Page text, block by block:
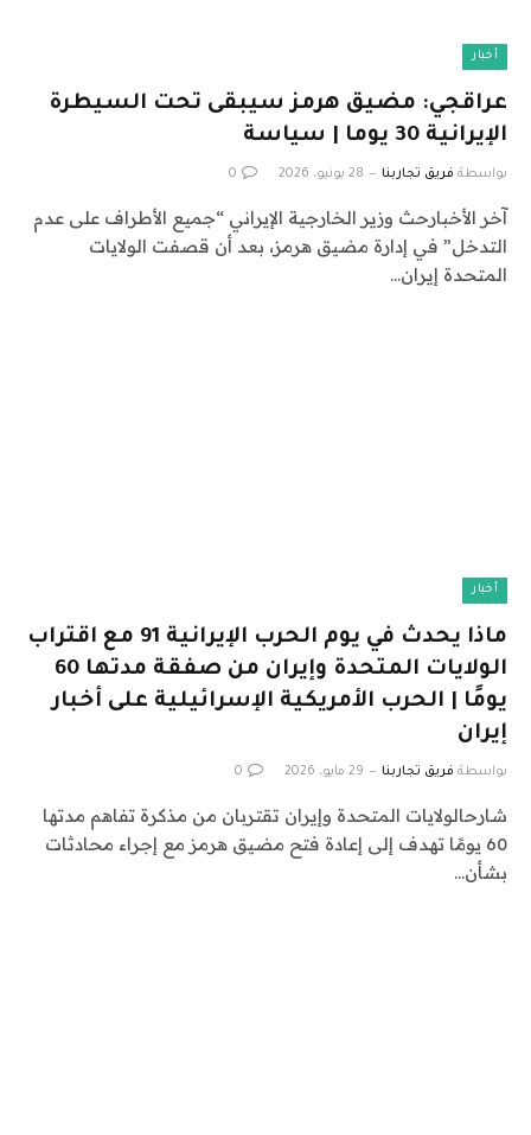
أخبار
عراقجي: مضيق هرمز سيبقى تحت السيطرة
الإيرانية 30 يوما | سياسة
بواسطة فريق تجاربنا 28 يونيو، 2026 0
آخر الأخبارحث وزير الخارجية الإيراني “جميع الأطراف على عدم
التدخل” في إدارة مضيق هرمز، بعد أن قصفت الولايات
المتحدة إيران…
أخبار
ماذا يحدث في يوم الحرب الإيرانية 91 مع اقتراب
الولايات المتحدة وإيران من صفقة مدتها 60
يومًا | الحرب الأمريكية الإسرائيلية على أخبار
إيران
بواسطة فريق تجاربنا 29 مايو، 2026 0
شارحالولايات المتحدة وإيران تقتربان من مذكرة تفاهم مدتها
60 يومًا تهدف إلى إعادة فتح مضيق هرمز مع إجراء محادثات
بشأن…